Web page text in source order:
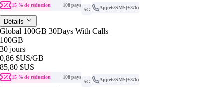
15 % de réduction
108 pays
5G
Appels/SMS(+376)
Détails
Global 100GB 30Days With Calls
100GB
30 jours
0,86 $US/GB
85,80 $US
15 % de réduction
108 pays
5G
Appels/SMS(+376)